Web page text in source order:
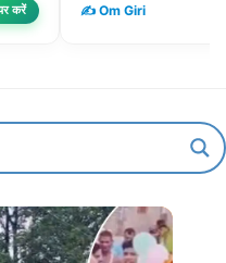
करें ✍️ Om Giri